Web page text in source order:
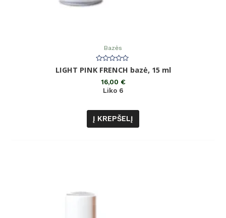
Bazės
Įvertinimas:
0
LIGHT PINK FRENCH bazė, 15 ml
16,00 €
Liko 6
Į KREPŠELĮ